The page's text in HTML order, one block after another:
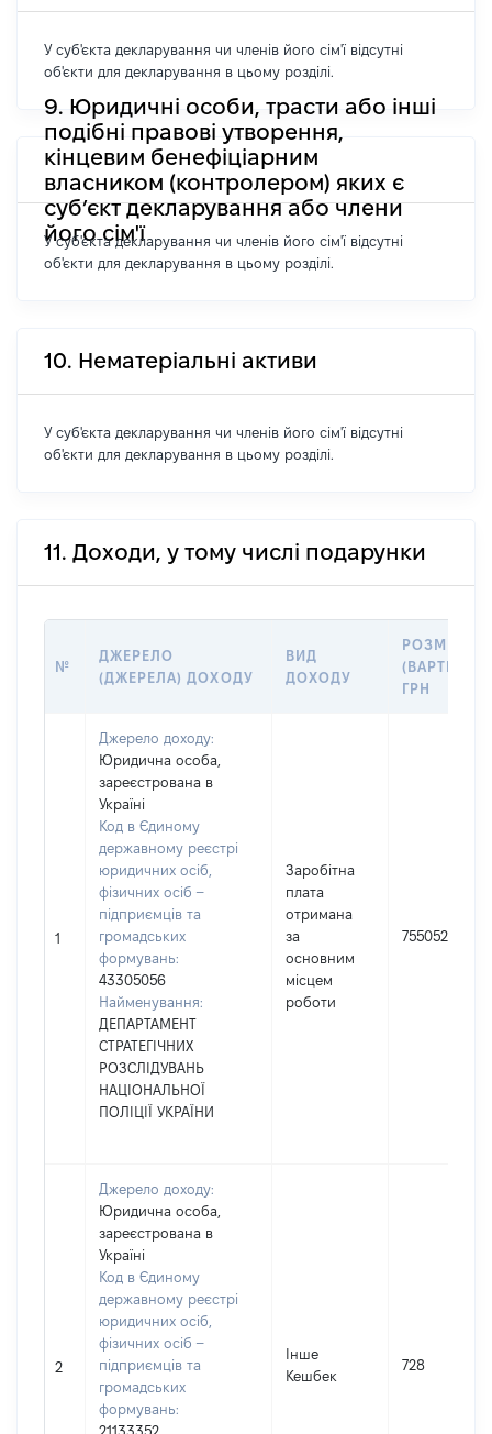
У суб'єкта декларування чи членів його сім'ї відсутні
об'єкти для декларування в цьому розділі.
9. Юридичні особи, трасти або інші
подібні правові утворення,
кінцевим бенефіціарним
власником (контролером) яких є
суб’єкт декларування або члени
його сім'ї
У суб'єкта декларування чи членів його сім'ї відсутні
об'єкти для декларування в цьому розділі.
10. Нематеріальні активи
У суб'єкта декларування чи членів його сім'ї відсутні
об'єкти для декларування в цьому розділі.
11. Доходи, у тому числі подарунки
№
ДЖЕРЕЛО
(ДЖЕРЕЛА) ДОХОДУ
ВИД
ДОХОДУ
РОЗМІР
(ВАРТІСТЬ),
ГРН
1
Джерело доходу:
Юридична особа,
зареєстрована в
Україні
Код в Єдиному
державному реєстрі
юридичних осіб,
фізичних осіб –
підприємців та
громадських
формувань:
43305056
Найменування:
ДЕПАРТАМЕНТ
СТРАТЕГІЧНИХ
РОЗСЛІДУВАНЬ
НАЦІОНАЛЬНОЇ
ПОЛІЦІЇ УКРАЇНИ
Заробітна
плата
отримана
за
основним
місцем
роботи
755052
2
Джерело доходу:
Юридична особа,
зареєстрована в
Україні
Код в Єдиному
державному реєстрі
юридичних осіб,
фізичних осіб –
підприємців та
громадських
формувань:
21133352
Інше
Кешбек
728